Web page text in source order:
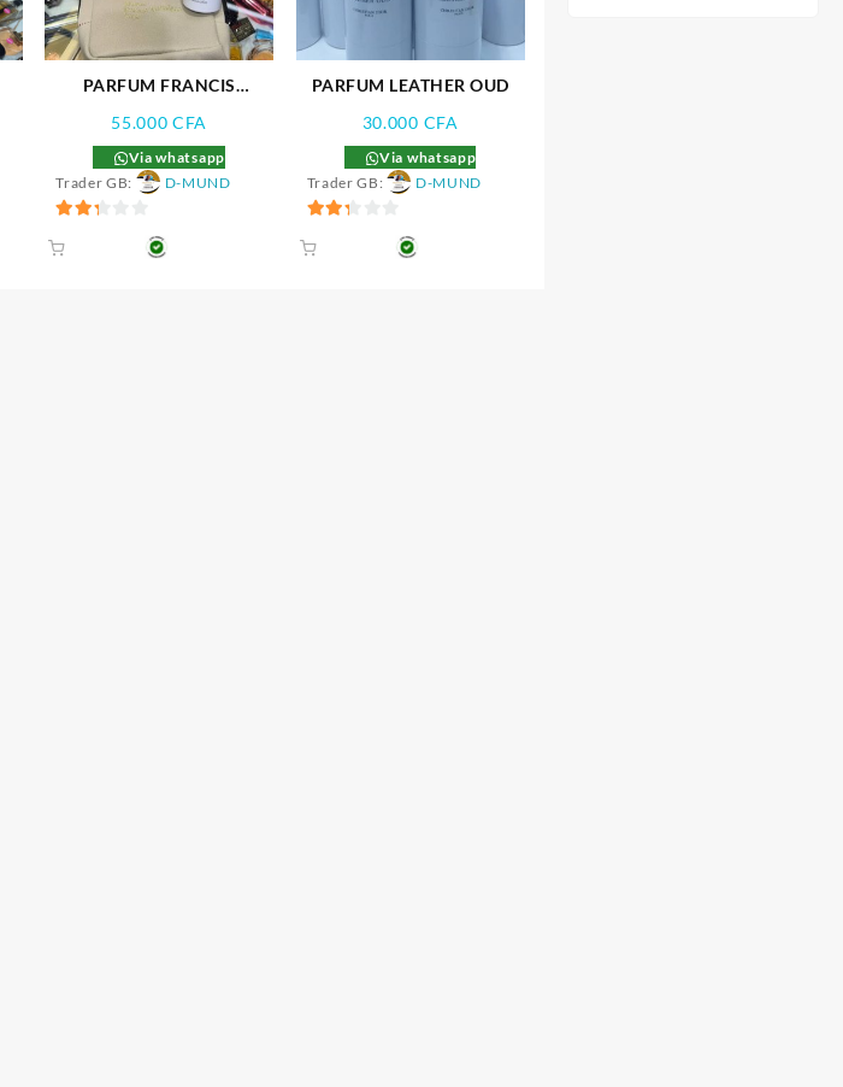
PARFUM FRANCIS
55.000CFA
Via whatsapp
Trader GB:
D-MUND
sur 5
PARFUM LEATHER OUD
30.000 CFA
Via whatsapp
Trader GB:
D-MUND
sur 5